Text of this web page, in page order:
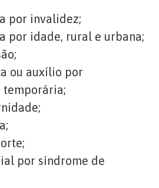
por invalidez;
por idade, rural e urbana;
ou auxílio por
temporária;
por síndrome de